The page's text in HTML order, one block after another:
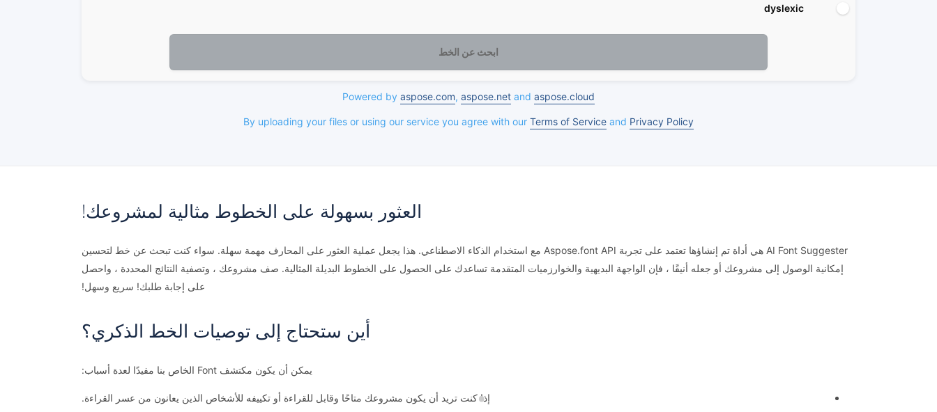
dyslexic
ابحث عن الخط
Powered by aspose.com, aspose.net and aspose.cloud
By uploading your files or using our service you agree with our Terms of Service and Privacy Policy
العثور بسهولة على الخطوط مثالية لمشروعك!
AI Font Suggester هي أداة تم إنشاؤها تعتمد على تجربة Aspose.font API مع استخدام الذكاء الاصطناعي. هذا يجعل عملية العثور على المحارف مهمة سهلة. سواء كنت تبحث عن خط لتحسين
إمكانية الوصول إلى مشروعك أو جعله أنيقًا ، فإن الواجهة البديهية والخوارزميات المتقدمة تساعدك على الحصول على الخطوط البديلة المثالية. صف مشروعك ، وتصفية النتائج المحددة ، واحصل
على إجابة طلبك! سريع وسهل!
أين ستحتاج إلى توصيات الخط الذكري؟
يمكن أن يكون مكتشف Font الخاص بنا مفيدًا لعدة أسباب:
إذا كنت تريد أن يكون مشروعك متاحًا وقابل للقراءة أو تكييفه للأشخاص الذين يعانون من عسر القراءة.